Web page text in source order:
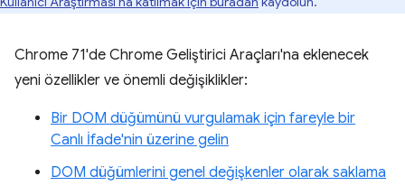
Chrome 71'de Chrome Geliştirici Araçları'na eklenecek
yeni özellikler ve önemli değişiklikler:
Bir DOM düğümünü vurgulamak için fareyle bir
Canlı İfade'nin üzerine gelin
DOM düğümlerini genel değişkenler olarak saklama